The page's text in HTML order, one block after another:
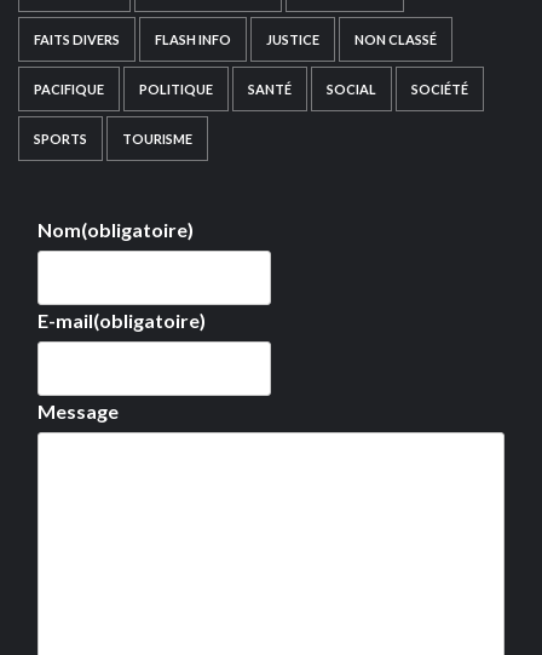
FAITS DIVERS FLASH INFO JUSTICE NON CLASSÉ
PACIFIQUE POLITIQUE SANTÉ SOCIAL SOCIÉTÉ
SPORTS TOURISME
Nom(obligatoire)
E-mail(obligatoire)
Message